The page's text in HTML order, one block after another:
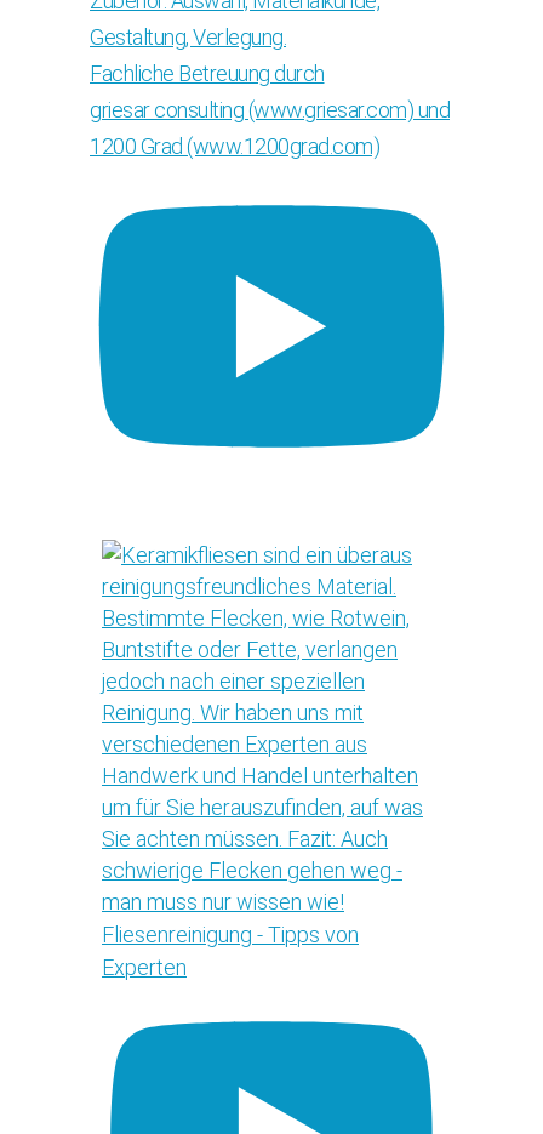
Gestaltung, Verlegung.
Fachliche Betreuung durch
griesar consulting (www.griesar.com) und
1200 Grad (www.1200grad.com)
Fliesenreinigung - Tipps von
Experten